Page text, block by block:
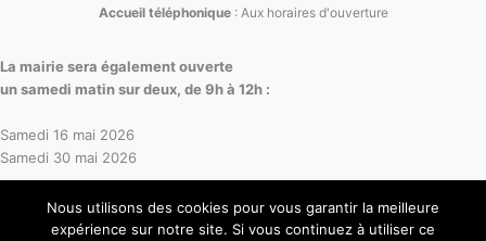
Accueil téléphonique: Aux horaires d'ouverture
La mairie sera également ouverte
un samedi matin sur deux, de 9h à 12h :
Samedi 16 mai 2026
Samedi 30 mai 2026
Nous utilisons des cookies pour vous garantir la meilleure
expérience sur notre site. Si vous continuez à utiliser ce